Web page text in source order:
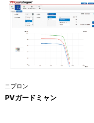
ニプロン
PVガードミャン